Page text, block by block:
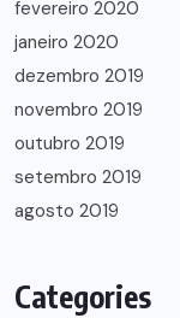
fevereiro 2020
janeiro 2020
dezembro 2019
novembro 2019
outubro 2019
setembro 2019
agosto 2019
Categories